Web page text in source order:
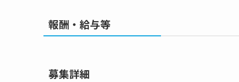
報酬・給与等
募集詳細